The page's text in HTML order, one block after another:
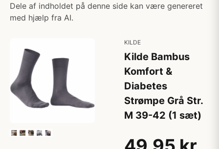
Dele af indholdet på denne side kan være genereret
med hjælp fra AI.
KILDE
Kilde Bambus
Komfort &
Diabetes
Strømpe Grå Str.
M 39-42 (1 sæt)